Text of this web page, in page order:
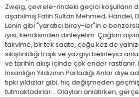
Zweig, çevrele-rindeki geçici koşulların
aşabilmiş Fatih Sultan Mehmed, Händel,
Lenin gibi "yaratıcı birey-ler"in o benzersiz
iyisi, kendisinden dinleyelim: Çağları
takvime, bir tek saate, çoğu kez de
sıkıştırıldığı trajik ve yazgıyı belirleyici
ve tarihin akışı içinde çok ender
İnsanlığın Yıldızının Parladığı Anlar diye
tıpkı yıldızlar gibi, hiç değişmeden
tutmaktadırlar... Olayları anlatırken,